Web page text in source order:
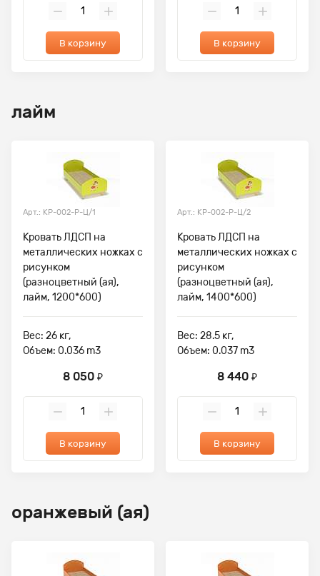
В корзину В корзину
лайм
Арт.: КР-002-Р-Ц/1
Кровать ЛДСП на
металлических ножках с
рисунком
(разноцветный (ая),
лайм, 1200*600)
Вес: 26 кг,
Объем: 0.036 m3
8 050 ₽
В корзину
Арт.: КР-002-Р-Ц/2
Кровать ЛДСП на
металлических ножках с
рисунком
(разноцветный (ая),
лайм, 1400*600)
Вес: 28.5 кг,
Объем: 0.037 m3
8 440 ₽
В корзину
оранжевый (ая)